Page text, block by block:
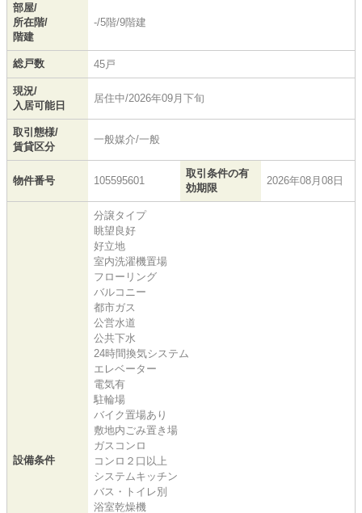
部屋/
所在階/
階建
-/5階/9階建
総戸数 45戸
現況/
入居可能日
居住中/2026年09月下旬
取引態様/
賃貸区分
一般媒介/一般
物件番号 105595601
取引条件の有
効期限
2026年08月08日
設備条件
分譲タイプ
眺望良好
好立地
室内洗濯機置場
フローリング
バルコニー
都市ガス
公営水道
公共下水
24時間換気システム
エレベーター
電気有
駐輪場
バイク置場あり
敷地内ごみ置き場
ガスコンロ
コンロ２口以上
システムキッチン
バス・トイレ別
浴室乾燥機